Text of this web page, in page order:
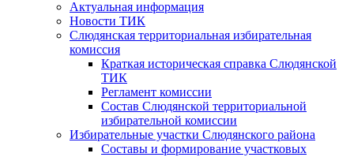
Актуальная информация
Новости ТИК
Слюдянская территориальная избирательная
комиссия
Краткая историческая справка Слюдянской
ТИК
Регламент комиссии
Состав Слюдянской территориальной
избирательной комиссии
Избирательные участки Слюдянского района
Составы и формирование участковых